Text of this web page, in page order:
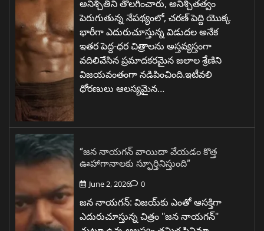
అనిశ్చితిని తొలగించారు, అనిశ్చితత్వం
పెరుగుతున్న నేపథ్యంలో, చరణ్ పెద్ది యొక్క
భారీగా ఎదురుచూస్తున్న విడుదల అనేక
ఇతర పెద్ద-ధర చిత్రాలను అస్తవ్యస్తంగా
వదిలివేసిన ప్రమాదకరమైన జలాల శ్రేణిని
విజయవంతంగా నడిపించింది.ఇటీవలి
ధోరణులు ఆలస్యమైన…
“జన నాయగన్ వాయిదా వేయడం కొత్త
ఊహాగానాలకు స్ఫూర్తినిస్తుంది”
June 2, 2026 0
జన నాయగన్: విజయ్‌కు ఎంతో ఆసక్తిగా
ఎదురుచూస్తున్న చిత్రం "జన నాయగన్"